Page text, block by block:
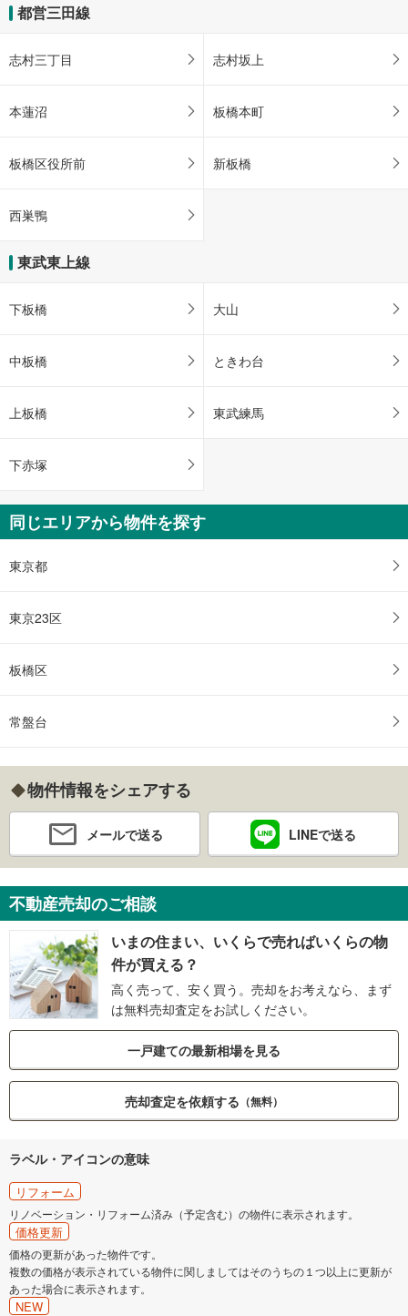
都営三田線
志村三丁目 志村坂上
本蓮沼 板橋本町
板橋区役所前 新板橋
西巣鴨
東武東上線
下板橋 大山
中板橋 ときわ台
上板橋 東武練馬
下赤塚
同じエリアから物件を探す
東京都
東京23区
板橋区
常盤台
物件情報をシェアする
メールで送る LINEで送る
不動産売却のご相談
いまの住まい、いくらで売ればいくらの物
件が買える？
高く売って、安く買う。売却をお考えなら、まず
は無料売却査定をお試しください。
一戸建ての最新相場を見る
売却査定を依頼する （無料）
ラベル・アイコンの意味
リフォーム
リノベーション・リフォーム済み（予定含む）の物件に表示されます。
価格更新
価格の更新があった物件です。
複数の価格が表示されている物件に関しましてはそのうちの１つ以上に更新が
あった場合に表示されます。
NEW